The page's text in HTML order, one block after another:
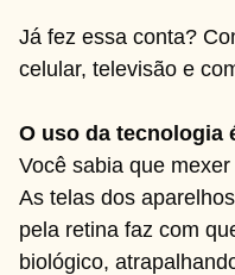
Já fez essa conta?
celular, televisão e
O uso da tecnologia
Você sabia que
As telas dos
pela retina faz com
biológico,